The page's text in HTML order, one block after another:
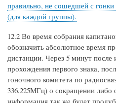
правильно, не сошедшей с
(для каждой группы).
12.2 Во время собрания
обозначить абсолютное время
дистанции. Через 5 минут после
прохождения первого знака,
гоночного комитета по
336,225МГц) о сокращении либо
информация так же будет